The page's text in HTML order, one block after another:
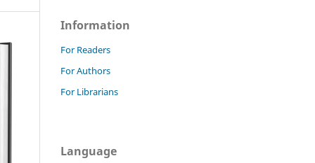
Information
For Readers
For Authors
For Librarians
Language